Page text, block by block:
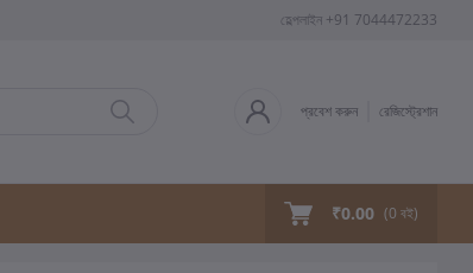
হেল্পলাইন +91 7044472233
প্রবেশ করুন রেজিস্ট্রেশান
₹0.00 (0 বই)